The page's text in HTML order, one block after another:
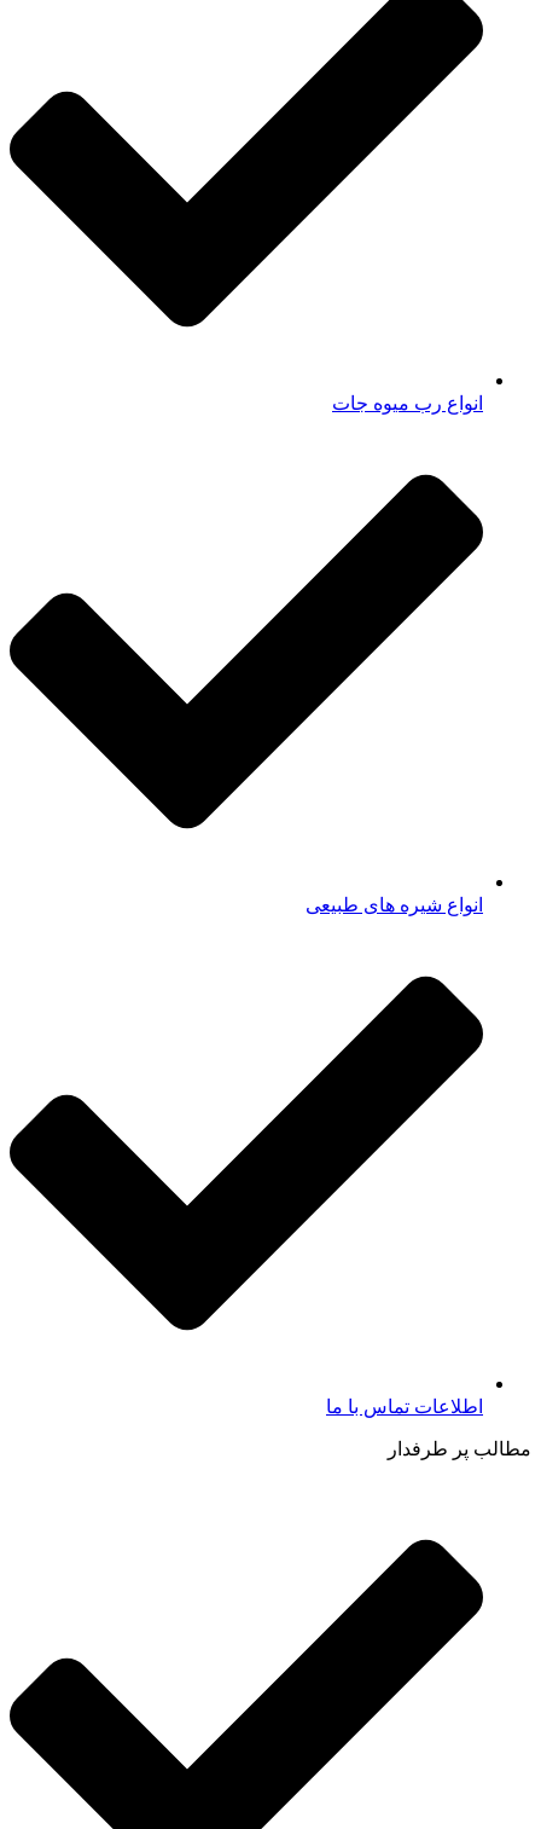
انواع رب میوه جات
انواع شیره های طبیعی
اطلاعات تماس با ما​
مطالب پر طرفدار